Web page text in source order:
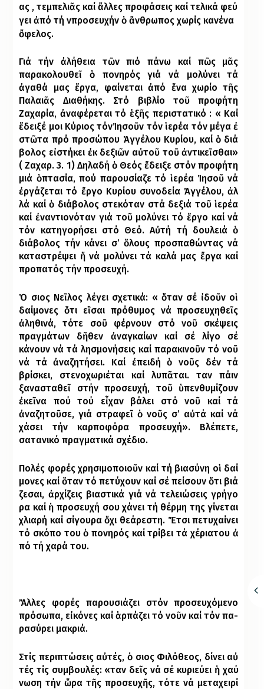
ας ,τεμπελιᾶς καί ἄλλες προφάσεις καί τελικά φεύ
γει ἀπό τή νπροσευχήν ὁ ἄνθρωπος χωρίς κανένα
ὄφελος.
Γιά τήν ἀλήθεια τῶν πιό πάνω καί πῶς μᾶς
παρακολουθεῖ ὁ πονηρός γιά νά μολύνει
τά
ἀγαθά μας ἔργα, φαίνεται ἀπό ἕνα χωρίο τῆς
Παλαιᾶς Διαθήκης. Στό βιβλίο τοῦπροφήτη
Ζαχαρία, ἀναφέρεται τό ἑξῆς περιστατικό : « Καί
ἔδειξέ μοι Κύριος τόνἸησοῦν τόν ἱερέα τόν μέ­γαἐ
στῶτα πρό προσώπου Ἀγγέλου Κυρίου, καί ὁ διά
βολος εἰστήκει ἐκ δεξιῶν αὐτοῦ τοῦ ἀντικεῖσθαι»
(Ζαχαρ. 3. 1) Δηλαδή ὁ Θεός ἔδειξε στόν προφήτη
μιά ὁπτασία,πού παρουσίαζε τό ἱερέα Ἰησοῦ νά
ἐργάζεται τό ἔρ­γο Κυ­ρί­ου συ­νο­δεί­α Ἀγγέλου,ἀλ
λά καί ὁ διάβολος στεκόταν στά δεξιά τοῦ ἱερέα
καί ἐναντιονόταν γιά τοῦμο­λύ­νει τό ἔργο καί νά
τόν κατηγορήσει στό Θεό.Αὐτή τή δουλειάὁ
διάβολος τήν κάνει σ’ ὅλους προσπαθώντας νά
καταστρέψει ἤνά μολύνει τά καλά μας ἔργα καί
προπατός τήν προσευχή.
Ὁ σιος Νεῖλος λέγει σχετικά: « ὅταν σέ ἰδοῦν οἱ
δαίμονες ὅτι εἲσαι πρόθυμος νά προσευχηθεῖς
ἀληθινά,τότε σοῦ φέρνουν στό νοῦ
σκέψεις
πραγμάτων
δῆθεν ἀναγκαίων καί σέ λίγο
σέ
κάνουν νά τά λησμονήσεις καί παρακινοῦν τό νοῦ
νά
τά ἀναζητήσει. Καί ἐπειδή ὁ νοῦς δέν τά
βρίσκει, στενοχωριέται καί λυπᾶται.ταν
πάιν
ξανασταθεῖ στήν προσευχή, τοῦ ὑπενθυμίζουν
ἐκεῖνα πού τού εἶχαν βάλει στό νοῦ καί
τά
ἀναζητοῦσε,γιά στραφεῖ ὁ νοῦς σ’ αὐτά καί νά
χάσει
τήν καρποφόρα προσευχή». Βλέπετε,
σατανικό πραγματικά σχέδιο.
Πο­λές φο­ρές χρη­σι­μο­ποι­οῦν καί τή βιασύνη οἱ δαί
μονες καί ὅταν τό πετύχουν καί σέ πείσουν ὅτι βιά
ζεσαι, ἀρχίζεις βιαστικά γιά νά τελειώσεις γρήγο
ρα καί ἡ προσευχή σου χά­νει τή θέρ­μη της γί­νε­ται
χλια­ρή καί σί­γου­ραὄχι θεάρεστη. Ἔτσι πετυχαίνει
τό σκόπο του ὁ πονηρός καί τρίβει τά χέριατου ἀ
πό τή χαρά του.
Ἄλλες φορές παρουσιάζει στόν προσευχόμενο
πρόσωπα, εἰκόνες καί ἁρπάζει τό νοῦν καί τόν πα­
ρα­σύ­ρει μα­κριά.
Στίς πε­ρι­πτώ­σεις αὐτές, ὁ σιος Φιλόθεος, δίνει αὐ
τές τίς συμβουλές: «ταν δεῖς νά σέ κυριεύει ἡ χαύ
νωση τήν ὥρα τῆς προσευχῆς,τότε νά μεταχειρί